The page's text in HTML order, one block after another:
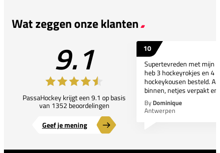
Wat zeggen onze klanten
9.1
PassaHockey krijgt een 9.1 op basis
van 1352 beoordelingen
Geef je mening
10
Supertevreden met mijn
heb 3 hockeyrokjes en 4
hockeykousen besteld.
binnen, netjes verpakt
By Dominique
Antwerpen